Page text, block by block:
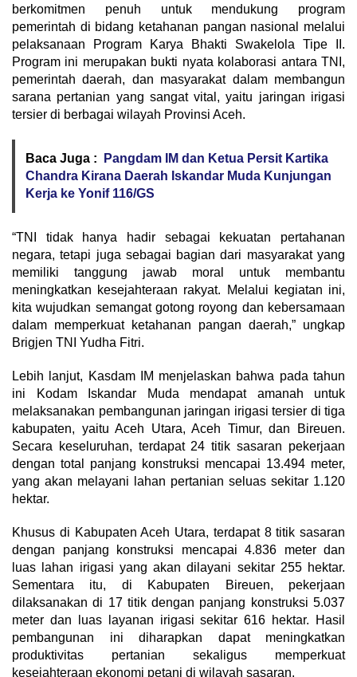
berkomitmen penuh untuk mendukung program
pemerintah di bidang ketahanan pangan nasional melalui
pelaksanaan Program Karya Bhakti Swakelola Tipe II.
Program ini merupakan bukti nyata kolaborasi antara TNI,
pemerintah daerah, dan masyarakat dalam membangun
sarana pertanian yang sangat vital, yaitu jaringan irigasi
tersier di berbagai wilayah Provinsi Aceh.
Baca Juga :
Pangdam IM dan Ketua Persit Kartika
Chandra Kirana Daerah Iskandar Muda Kunjungan
Kerja ke Yonif 116/GS
“TNI tidak hanya hadir sebagai kekuatan pertahanan
negara, tetapi juga sebagai bagian dari masyarakat yang
memiliki tanggung jawab moral untuk membantu
meningkatkan kesejahteraan rakyat. Melalui kegiatan ini,
kita wujudkan semangat gotong royong dan kebersamaan
dalam memperkuat ketahanan pangan daerah,” ungkap
Brigjen TNI Yudha Fitri.
Lebih lanjut, Kasdam IM menjelaskan bahwa pada tahun
ini Kodam Iskandar Muda mendapat amanah untuk
melaksanakan pembangunan jaringan irigasi tersier di tiga
kabupaten, yaitu Aceh Utara, Aceh Timur, dan Bireuen.
Secara keseluruhan, terdapat 24 titik sasaran pekerjaan
dengan total panjang konstruksi mencapai 13.494 meter,
yang akan melayani lahan pertanian seluas sekitar 1.120
hektar.
Khusus di Kabupaten Aceh Utara, terdapat 8 titik sasaran
dengan panjang konstruksi mencapai 4.836 meter dan
luas lahan irigasi yang akan dilayani sekitar 255 hektar.
Sementara itu, di Kabupaten Bireuen, pekerjaan
dilaksanakan di 17 titik dengan panjang konstruksi 5.037
meter dan luas layanan irigasi sekitar 616 hektar. Hasil
pembangunan ini diharapkan dapat meningkatkan
produktivitas pertanian sekaligus memperkuat
kesejahteraan ekonomi petani di wilayah sasaran.